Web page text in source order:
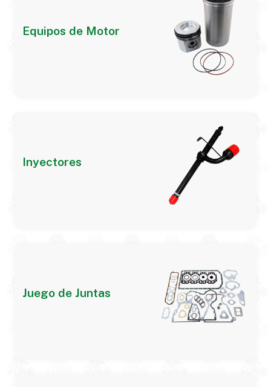
Equipos de Motor
Inyectores
Juego de Juntas